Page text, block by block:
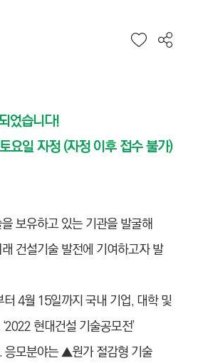
었습니다!
요일 자정 (자정 이후 접수 불가)
보유하고 있는 기관을 발굴해
건설기술 발전에 기여하고자 발
4월 15일까지 국내 기업, 대학 및
현대건설 기술공모전’
응모분야는 ▲원가 절감형 기술